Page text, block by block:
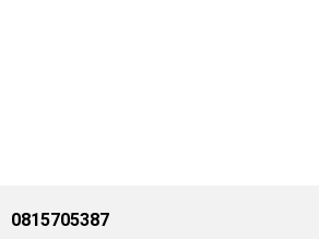
0815705387